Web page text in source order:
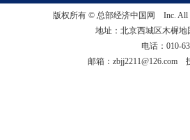
版权所有 © 总部经济中国网
Inc. All
地址：北京西城区木樨
电话：010-
邮箱：zbjj2211@126.com